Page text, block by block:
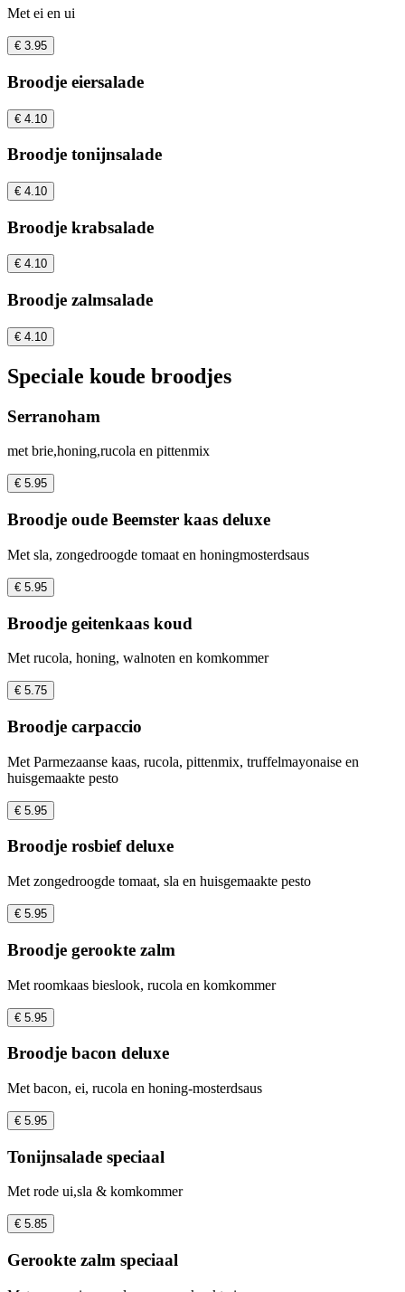
Met ei en ui
€ 3.95
Broodje eiersalade
€ 4.10
Broodje tonijnsalade
€ 4.10
Broodje krabsalade
€ 4.10
Broodje zalmsalade
€ 4.10
Speciale koude broodjes
Serranoham
met brie,honing,rucola en pittenmix
€ 5.95
Broodje oude Beemster kaas deluxe
Met sla, zongedroogde tomaat en honingmosterdsaus
€ 5.95
Broodje geitenkaas koud
Met rucola, honing, walnoten en komkommer
€ 5.75
Broodje carpaccio
Met Parmezaanse kaas, rucola, pittenmix, truffelmayonaise en
huisgemaakte pesto
€ 5.95
Broodje rosbief deluxe
Met zongedroogde tomaat, sla en huisgemaakte pesto
€ 5.95
Broodje gerookte zalm
Met roomkaas bieslook, rucola en komkommer
€ 5.95
Broodje bacon deluxe
Met bacon, ei, rucola en honing-mosterdsaus
€ 5.95
Tonijnsalade speciaal
Met rode ui,sla & komkommer
€ 5.85
Gerookte zalm speciaal